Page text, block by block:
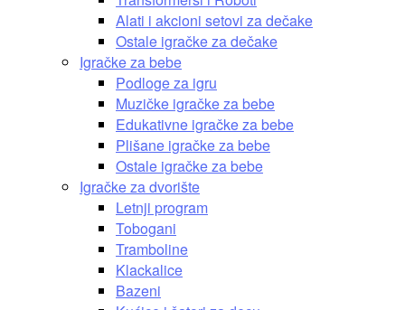
Alati i akcioni setovi za dečake
Ostale igračke za dečake
Igračke za bebe
Podloge za igru
Muzičke igračke za bebe
Edukativne igračke za bebe
Plišane igračke za bebe
Ostale igračke za bebe
Igračke za dvorište
Letnji program
Tobogani
Tramboline
Klackalice
Bazeni